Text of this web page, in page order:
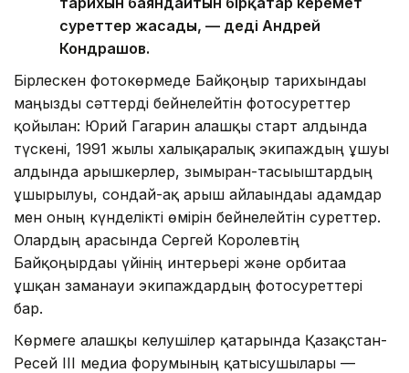
суреттер жасады, — деді Андрей
Кондрашов.
Бірлескен фотокөрмеде Байқоңыр тарихындағы
маңызды сәттерді бейнелейтін фотосуреттер
қойылған: Юрий Гагарин алғашқы старт алдында
түскені, 1991 жылы халықаралық экипаждың ұшуы
алдында ғарышкерлер, зымыран-тасығыштардың
ұшырылуы, сондай-ақ ғарыш айлағындағы адамдар
мен оның күнделікті өмірін бейнелейтін суреттер.
Олардың арасында Сергей Королевтің
Байқоңырдағы үйінің интерьері және орбитаға
ұшқан заманауи экипаждардың фотосуреттері
бар.
Көрмеге алғашқы келушілер қатарында Қазақстан-
Ресей ІІІ медиа форумының қатысушылары —